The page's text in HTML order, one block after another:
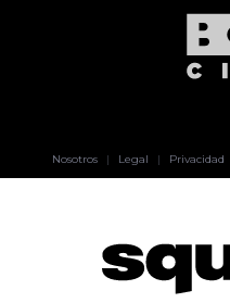
Nosotros | Legal | Privacidad